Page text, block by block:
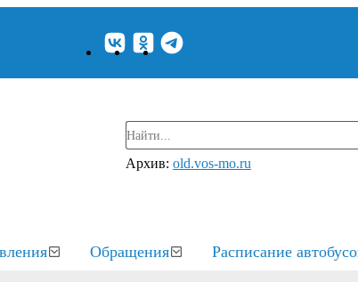
Архив: old.vos-mo.ru
Обращения Расписание